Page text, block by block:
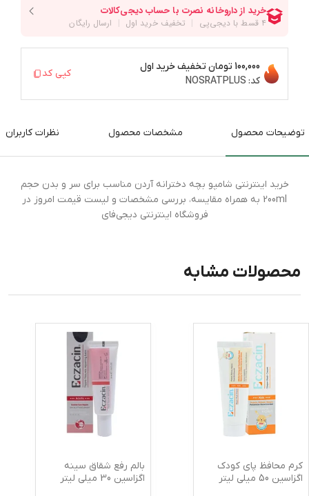
100,000 تومان
تخفیف خرید اول
کد: NOSRATPLUS
کپی کد
توضیحات محصول مشخصات محصول نظرات کاربران
خرید اینترنتی شامپو بچه دخترانه آردن مناسب برای سر و بدن حجم
200ml به همراه مقایسه، بررسی مشخصات و لیست قیمت امروز در
فروشگاه اینترنتی دیجی‌فای
محصولات مشابه
کرم محافظ پای کودک
اگزاسین 50 میلی لیتر
بالم رفع شقاق سینه
اگزاسین 30 میلی لیتر